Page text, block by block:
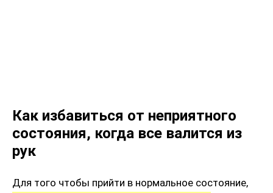
Как избавиться от неприятного
состояния, когда все валится из
рук
Для того чтобы прийти в нормальное состояние,